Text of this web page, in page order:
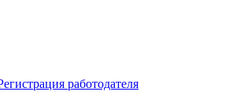
работодателя